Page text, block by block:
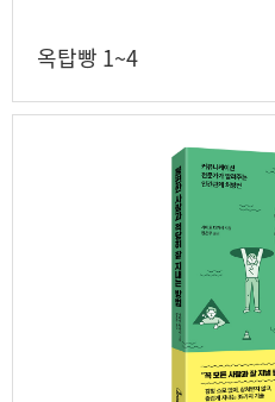
옥탑빵 1~4